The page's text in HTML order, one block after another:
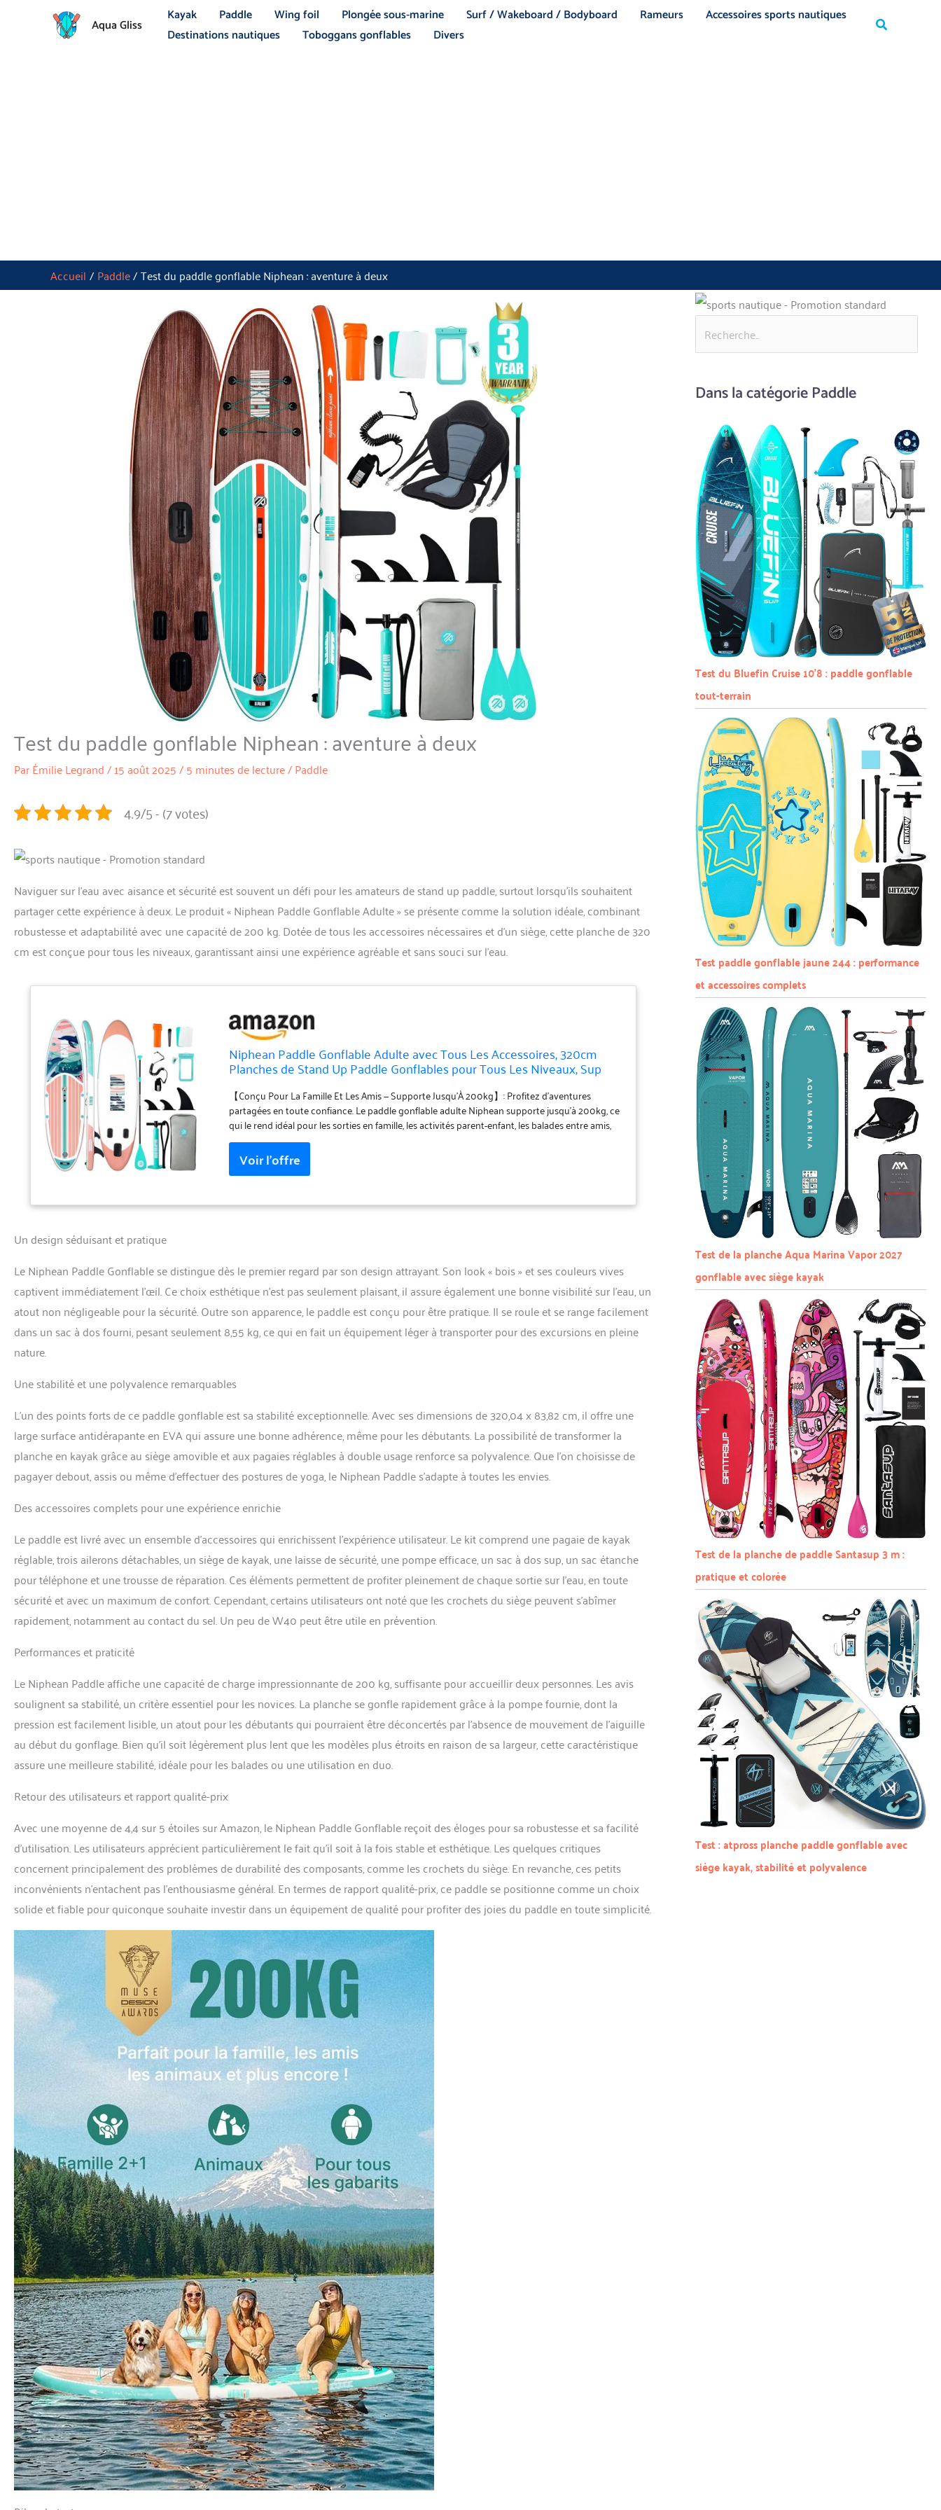
Aqua Gliss
Kayak Paddle Wing foil Plongée sous-marine Surf / Wakeboard / Bodyboard Rameurs
Accessoires sports nautiques
Destinations nautiques
Toboggans gonflables Divers Rechercher
Accueil Paddle Test du paddle gonflable Niphean : aventure à deux
Test du paddle gonflable Niphean : aventure à deux
ParÉmilie Legrand/15 août 2025/5 minutes de lecture/Paddle
4.9/5 - (7 votes)
Naviguer sur l’eau avec aisance et sécurité est souvent un défi pour les amateurs de stand up paddle, surtout lorsqu’ils souhaitent
partager cette expérience à deux. Le produit « Niphean Paddle Gonflable Adulte » se présente comme la solution idéale, combinant
robustesse et adaptabilité avec une capacité de 200 kg. Dotée de tous les accessoires nécessaires et d’un siège, cette planche de 320
cm est conçue pour tous les niveaux, garantissant ainsi une expérience agréable et sans souci sur l’eau.
Niphean Paddle Gonflable Adulte avec Tous Les Accessoires, 320cm
Planches de Stand Up Paddle Gonflables pour Tous Les Niveaux, Sup
avec Capacité 200 kg pour 2 Personnes, Paddle Gonflable avec Siège
【Conçu Pour La Famille Et Les Amis — Supporte Jusqu’À 200kg】: Profitez d’aventures
partagées en toute confiance. Le paddle gonflable adulte Niphean supporte jusqu’à 200kg, ce
qui le rend idéal pour les sorties en famille, les activités parent-enfant, les balades entre amis,
ou même pour emmener votre animal de compagnie. Conçu pour convenir à un large éventail
d’adultes, le paddle Niphean offre une plateforme spacieuse et stable, rendant la pratique à
plusieurs facile et agréable. 【Construction Premium Pour Une Utilisation Durable】: Conçu
paddle gonflable avec siège en usage quotidien. Ce stand up paddle gonflable conserve sa
planches de stand up paddle gonflables Niphean améliore la tenue de cap, réduit les
oscillations et limite les chutes. Cette conception rend cette planche de surf idéale pour les
débutants, tout en offrant une glisse fluide et un contrôle précis aux experts sur les lacs,
rivières et zones côtières. Profitez d'une stabilité inégalée et d'une performance durable lors
de chaque sortie en mer. 【Kit Complet Prêt À L’emploi — Couvre Tous Les Essentiels】:
Accédez à l’eau avec le stand paddle Niphean. Inclus : 1 pagaie réglable, 1 siège, 3 ailerons + 1
glacière facilement. Ce paddle board polyvalent est l'équipement idéal pour toutes vos
Paddle, Des Aventures Sans Limite】: Des lacs paisibles aux côtes, le paddle gonflable 2
personnes Niphean s’adapte à votre vie. Idéal pour le fitness, le yoga, la pêche ou l’exploration,
le paddle gonflable adulte Niphean est un choix fiable pour une expérience paddle gonflable 2
place polyvalente. Facile à transporter et rapide à gonfler, ce stand up paddle gonflable
Niphean offre liberté et plaisir. Stabilité parfaite et flexibilité totale à chaque sortie.
Un design séduisant et pratique
Le Niphean Paddle Gonflable se distingue dès le premier regard par son design attrayant. Son look « bois » et ses couleurs vives
captivent immédiatement l’œil. Ce choix esthétique n’est pas seulement plaisant, il assure également une bonne visibilité sur l’eau, un
atout non négligeable pour la sécurité. Outre son apparence, le paddle est conçu pour être pratique. Il se roule et se range facilement
dans un sac à dos fourni, pesant seulement 8,55 kg, ce qui en fait un équipement léger à transporter pour des excursions en pleine
nature.
Une stabilité et une polyvalence remarquables
L’un des points forts de ce paddle gonflable est sa stabilité exceptionnelle. Avec ses dimensions de 320,04 x 83,82 cm, il offre une
large surface antidérapante en EVA qui assure une bonne adhérence, même pour les débutants. La possibilité de transformer la
planche en kayak grâce au siège amovible et aux pagaies réglables à double usage renforce sa polyvalence. Que l’on choisisse de
pagayer debout, assis ou même d’effectuer des postures de yoga, le Niphean Paddle s’adapte à toutes les envies.
Des accessoires complets pour une expérience enrichie
Le paddle est livré avec un ensemble d’accessoires qui enrichissent l’expérience utilisateur. Le kit comprend une pagaie de kayak
réglable, trois ailerons détachables, un siège de kayak, une laisse de sécurité, une pompe efficace, un sac à dos sup, un sac étanche
pour téléphone et une trousse de réparation. Ces éléments permettent de profiter pleinement de chaque sortie sur l’eau, en toute
sécurité et avec un maximum de confort. Cependant, certains utilisateurs ont noté que les crochets du siège peuvent s’abîmer
rapidement, notamment au contact du sel. Un peu de W40 peut être utile en prévention.
Performances et praticité
Le Niphean Paddle affiche une capacité de charge impressionnante de 200 kg, suffisante pour accueillir deux personnes. Les avis
soulignent sa stabilité, un critère essentiel pour les novices. La planche se gonfle rapidement grâce à la pompe fournie, dont la
pression est facilement lisible, un atout pour les débutants qui pourraient être déconcertés par l’absence de mouvement de l’aiguille
au début du gonflage. Bien qu’il soit légèrement plus lent que les modèles plus étroits en raison de sa largeur, cette caractéristique
assure une meilleure stabilité, idéale pour les balades ou une utilisation en duo.
Retour des utilisateurs et rapport qualité-prix
Avec une moyenne de 4,4 sur 5 étoiles sur Amazon, le Niphean Paddle Gonflable reçoit des éloges pour sa robustesse et sa facilité
d’utilisation. Les utilisateurs apprécient particulièrement le fait qu’il soit à la fois stable et esthétique. Les quelques critiques
concernent principalement des problèmes de durabilité des composants, comme les crochets du siège. En revanche, ces petits
inconvénients n’entachent pas l’enthousiasme général. En termes de rapport qualité-prix, ce paddle se positionne comme un choix
solide et fiable pour quiconque souhaite investir dans un équipement de qualité pour profiter des joies du paddle en toute simplicité.
Rechercher
Dans la catégorie Paddle
Test du Bluefin Cruise 10’8 : paddle gonflable
tout-terrain
Test paddle gonflable jaune 244 : performance
et accessoires complets
Test de la planche Aqua Marina Vapor 2027
gonflable avec siège kayak
Test de la planche de paddle Santasup 3 m :
pratique et colorée
Test : atpross planche paddle gonflable avec
siège kayak, stabilité et polyvalence